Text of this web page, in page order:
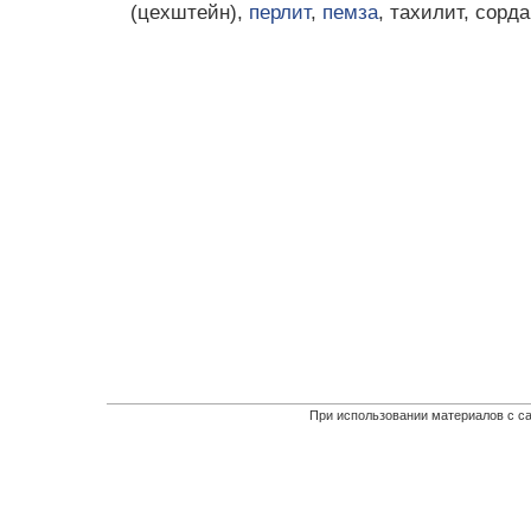
(цехштейн), перлит, пемза, тахилит,
При использовании материалов с